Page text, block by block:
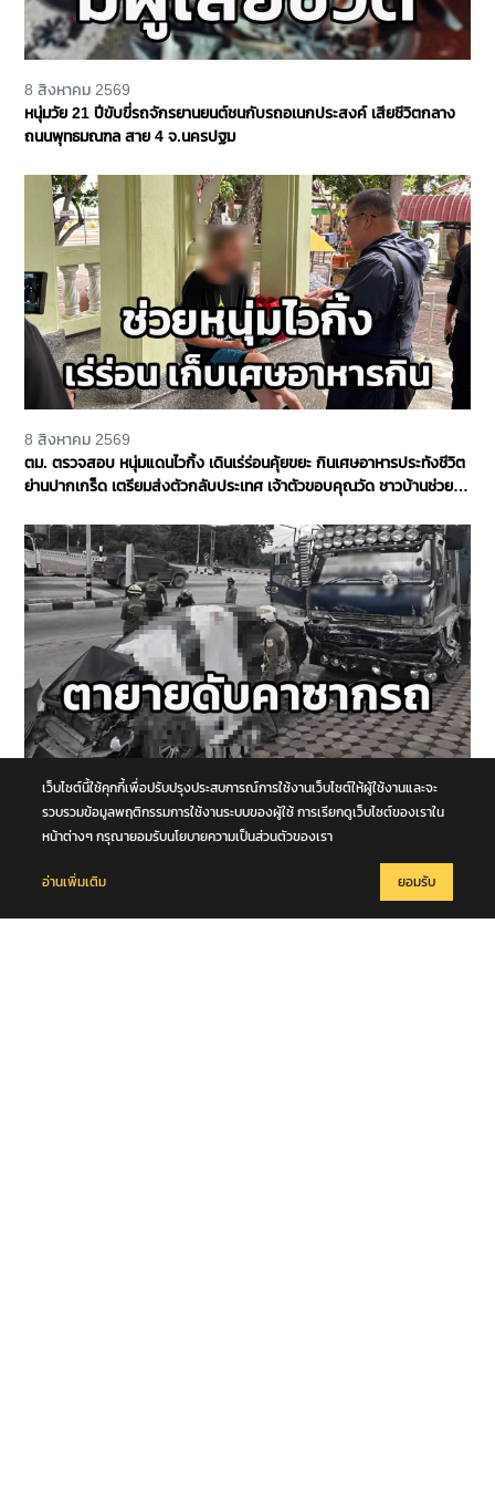
8 สิงหาคม 2569
หนุ่มวัย 21 ปีขับขี่รถจักรยานยนต์ชนกับรถอเนกประสงค์ เสียชีวิตกลาง
ถนนพุทธมณฑล สาย 4 จ.นครปฐม
8 สิงหาคม 2569
ตม. ตรวจสอบ หนุ่มแดนไวกิ้ง เดินเร่ร่อนคุ้ยขยะ กินเศษอาหารประทังชีวิต
ย่านปากเกร็ด เตรียมส่งตัวกลับประเทศ เจ้าตัวขอบคุณวัด ชาวบ้านช่วย
8 สิงหาคม 2569
รถนั่งส่วนบุคคลชนกับรถบรรทุก กลางทางแยกหน้าโคก คุณตา-คุณยาย
เสียชีวิตในซากรถ จ.พระนครศรีอยุธยา
เว็บไซต์นี้ใช้คุกกี้เพื่อปรับปรุงประสบการณ์การใช้งานเว็บไซต์ให้ผู้ใช้งานและจะ
รวบรวมข้อมูลพฤติกรรมการใช้งานระบบของผู้ใช้ การเรียกดูเว็บไซต์ของเราใน
หน้าต่างๆ กรุณายอมรับนโยบายความเป็นส่วนตัวของเรา
อ่านเพิ่มเติม ยอมรับ